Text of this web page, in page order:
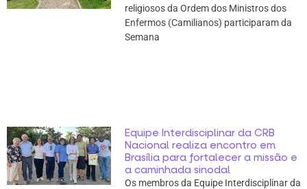
religiosos da Ordem dos Ministros dos
Enfermos (Camilianos) participaram da
Semana
Equipe Interdisciplinar da CRB
Nacional realiza encontro em
Brasília para fortalecer a missão e
a caminhada sinodal
Os membros da Equipe Interdisciplinar da